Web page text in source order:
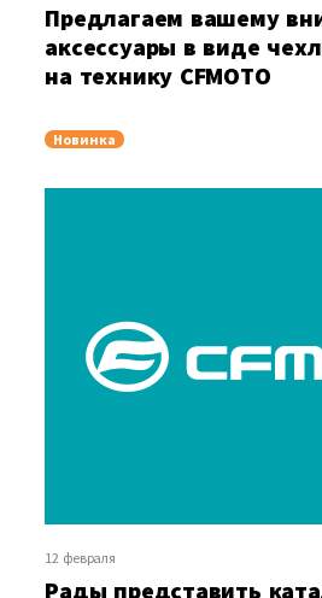
Предлагаем вашему
аксессуары в виде
на технику CFMOTO
Новинка
12 февраля
Рады представить